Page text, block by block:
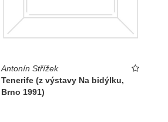
Antonín Střížek
Tenerife (z výstavy Na bidýlku,
Brno 1991)